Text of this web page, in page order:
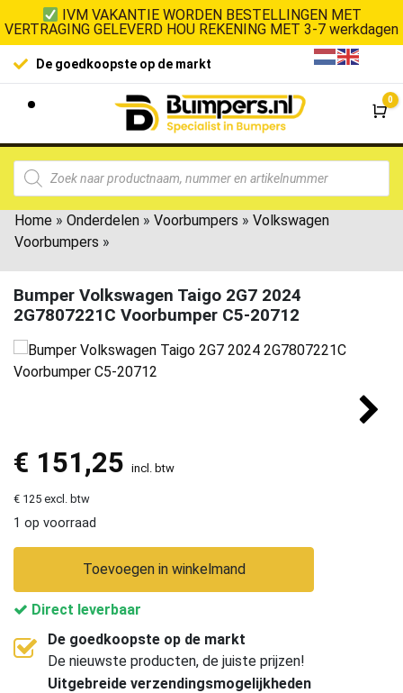
IVM VAKANTIE WORDEN BESTELLINGEN MET
VERTRAGING GELEVERD HOU REKENING MET 3-7 werkdagen
De goedkoopste op de markt
0
Home » Onderdelen » Voorbumpers » Volkswagen
Voorbumpers »
Bumper Volkswagen Taigo 2G7 2024
2G7807221C Voorbumper C5-20712
€ 151,25 incl. btw
€ 125 excl. btw
1 op voorraad
Toevoegen in winkelmand
Direct leverbaar
De goedkoopste op de markt
De nieuwste producten, de juiste prijzen!
Uitgebreide verzendingsmogelijkheden